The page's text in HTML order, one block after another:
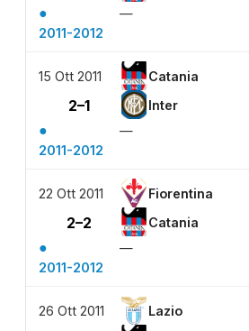
●
—
2011-2012
15 Ott 2011 Catania
2–1 Inter
●
—
2011-2012
22 Ott 2011 Fiorentina
2–2 Catania
●
—
2011-2012
26 Ott 2011 Lazio